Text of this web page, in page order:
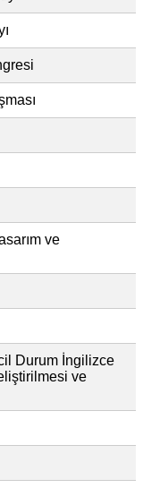
ve
Durum İngilizce
ve